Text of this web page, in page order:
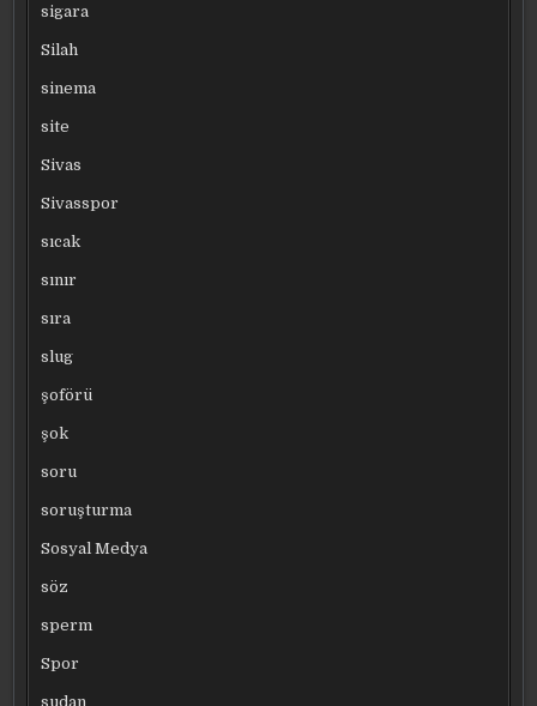
sigara
Silah
sinema
site
Sivas
Sivasspor
sıcak
sınır
sıra
slug
şoförü
şok
soru
soruşturma
Sosyal Medya
söz
sperm
Spor
sudan